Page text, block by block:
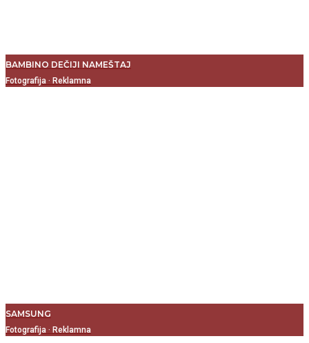
BAMBINO DEČIJI NAMEŠTAJ
Fotografija · Reklamna
SAMSUNG
Fotografija · Reklamna